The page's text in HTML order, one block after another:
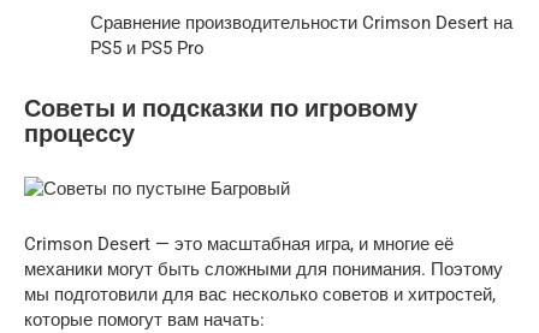
Сравнение производительности Crimson Desert на
PS5 и PS5 Pro
Советы и подсказки по игровому
процессу
Crimson Desert — это масштабная игра, и многие её
механики могут быть сложными для понимания. Поэтому
мы подготовили для вас несколько советов и хитростей,
которые помогут вам начать: